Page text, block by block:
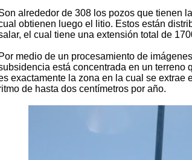
alrededor de 308 los pozos que tienen
obtienen luego el litio. Estos están
el cual tiene una extensión total de
Por medio de un procesamiento de
está concentrada en un terreno
exactamente la zona en la cual se extrae
de hasta dos centímetros por año.